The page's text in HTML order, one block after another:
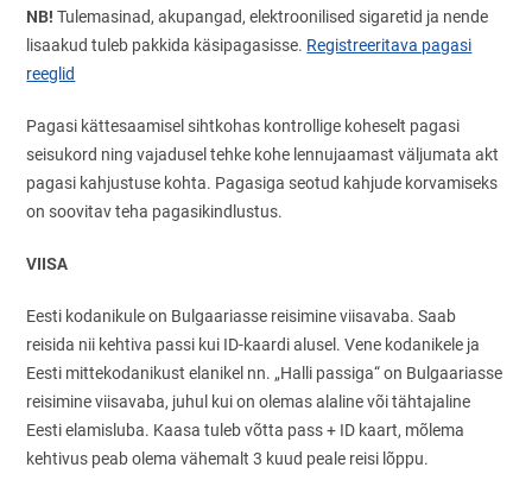
NB! Tulemasinad, akupangad, elektroonilised sigaretid ja nende
lisaakud tuleb pakkida käsipagasisse. Registreeritava pagasi
reeglid
Pagasi kättesaamisel sihtkohas kontrollige koheselt pagasi
seisukord ning vajadusel tehke kohe lennujaamast väljumata akt
pagasi kahjustuse kohta. Pagasiga seotud kahjude korvamiseks
on soovitav teha pagasikindlustus.
VIISA
Eesti kodanikule on Bulgaariasse reisimine viisavaba. Saab
reisida nii kehtiva passi kui ID-kaardi alusel. Vene kodanikele ja
Eesti mittekodanikust elanikel nn. „Halli passiga“ on Bulgaariasse
reisimine viisavaba, juhul kui on olemas alaline või tähtajaline
Eesti elamisluba. Kaasa tuleb võtta pass + ID kaart, mõlema
kehtivus peab olema vähemalt 3 kuud peale reisi lõppu.